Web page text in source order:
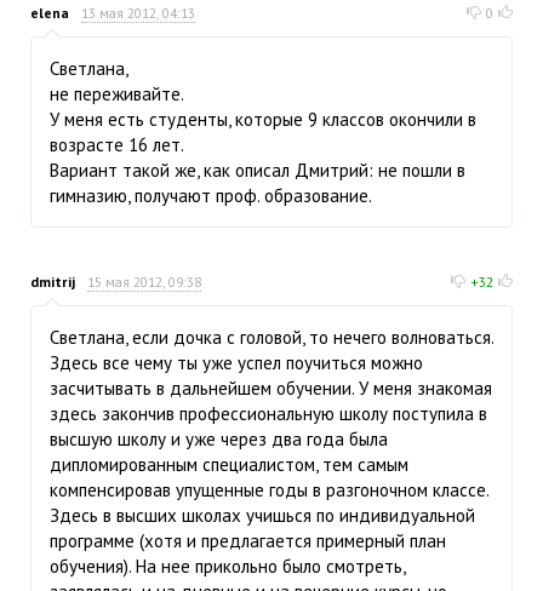
elena 13 мая 2012, 04:13 0
Светлана,
не переживайте.
У меня есть студенты, которые 9 классов окончили в
возрасте 16 лет.
Вариант такой же, как описал Дмитрий: не пошли в
гимназию, получают проф. образование.
dmitrij 15 мая 2012, 09:38 +32
Светлана, если дочка с головой, то нечего волноваться.
Здесь все чему ты уже успел поучиться можно
засчитывать в дальнейшем обучении. У меня знакомая
здесь закончив профессиональную школу поступила в
высшую школу и уже через два года была
дипломированным специалистом, тем самым
компенсировав упущенные годы в разгоночном классе.
Здесь в высших школах учишься по индивидуальной
программе (хотя и предлагается примерный план
обучения). На нее прикольно было смотреть,